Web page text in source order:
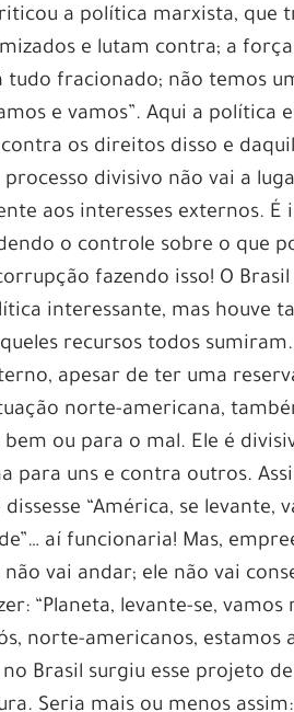
a política marxista, que
e lutam contra; a
tudo fracionado; não temos
e vamos”. Aqui a
os direitos disso e
divisivo não vai a
aos interesses externos.
o controle sobre o que
fazendo isso! O
interessante, mas houve
recursos todos
apesar de ter uma
norte-americana,
ou para o mal. Ele é
para uns e contra outros.
dissesse “América, se
aí funcionaria! Mas,
vai andar; ele não vai
“Planeta, levante-se,
norte-americanos, estamos
no Brasil surgiu esse projeto
Seria mais ou menos